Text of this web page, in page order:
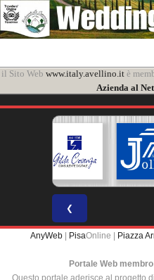
il Sito Web www.italy.avellino.it è
Azienda al
❮
AnyWeb PisaOnline | Piazza
Portale Web
Questo portale aderisce al progetto